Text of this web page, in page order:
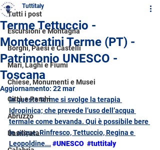
Tutti i post
Escursioni e Montagna
Borghi, Paesi e Castelli
Mari, Laghi e Fiumi
Chiese, Monumenti e Musei
Città e Parchi
Abruzzo
Basilicata
Terme Tettuccio -
Montecatini Terme (PT) -
Patrimonio UNESCO -
Toscana
Tuttitaly
Aggiornamento: 22 mar
In queste terme si svolge la terapia
Idropinica; che prevede l’uso dell’acqua
termale come bevanda. Qui è possibile bere
le acque: Rinfresco, Tettuccio, Regina e
Leopoldine... #UNESCO #tuttitaly